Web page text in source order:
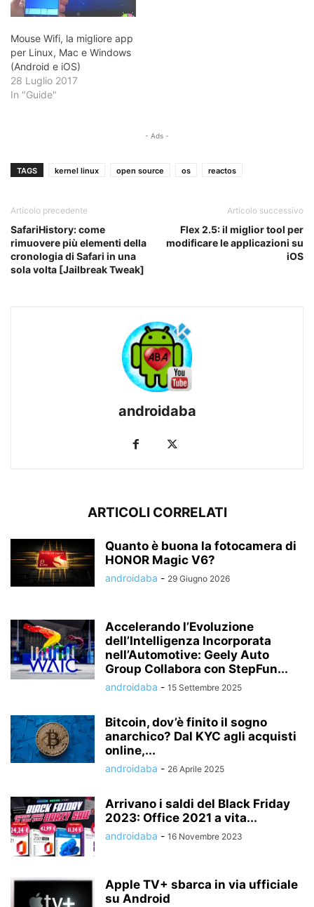
Mouse Wifi, la migliore app
per Linux, Mac e Windows
(Android e iOS)
28 Luglio 2017
In "Guide"
- Ads -
TAGS kernel linux open source os reactos
Articolo precedente
SafariHistory: come
rimuovere più elementi della
cronologia di Safari in una
sola volta [Jailbreak Tweak]
Articolo successivo
Flex 2.5: il miglior tool per
modificare le applicazioni su
iOS
androidaba
ARTICOLI CORRELATI
Quanto è buona la fotocamera di
HONOR Magic V6?
androidaba - 29 Giugno 2026
Accelerando l’Evoluzione
dell’Intelligenza Incorporata
nell’Automotive: Geely Auto
Group Collabora con StepFun...
androidaba - 15 Settembre 2025
Bitcoin, dov’è finito il sogno
anarchico? Dal KYC agli acquisti
online,...
androidaba - 26 Aprile 2025
Arrivano i saldi del Black Friday
2023: Office 2021 a vita...
androidaba - 16 Novembre 2023
Apple TV+ sbarca in via ufficiale
su Android